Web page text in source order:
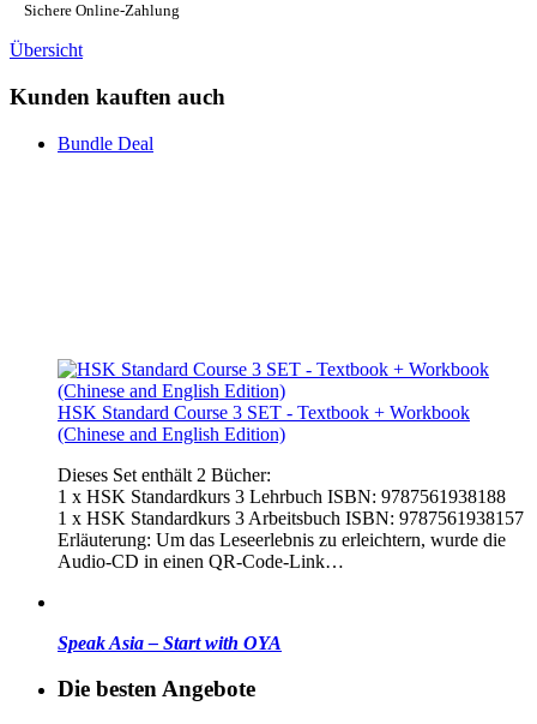
Sichere Online-Zahlung
Übersicht
Kunden kauften auch
Bundle Deal
HSK Standard Course 3 SET - Textbook + Workbook
(Chinese and English Edition)
Dieses Set enthält 2 Bücher:
1 x HSK Standardkurs 3 Lehrbuch ISBN: 9787561938188
1 x HSK Standardkurs 3 Arbeitsbuch ISBN: 9787561938157
Erläuterung: Um das Leseerlebnis zu erleichtern, wurde die
Audio-CD in einen QR-Code-Link…
Speak Asia – Start with OYA
Die besten Angebote